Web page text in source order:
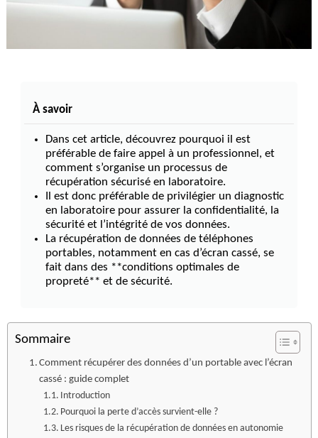
À savoir
Dans cet article, découvrez pourquoi il est
préférable de faire appel à un professionnel, et
comment s’organise un processus de
récupération sécurisé en laboratoire.
Il est donc préférable de privilégier un diagnostic
en laboratoire pour assurer la confidentialité, la
sécurité et l’intégrité de vos données.
La récupération de données de téléphones
portables, notamment en cas d’écran cassé, se
fait dans des **conditions optimales de
propreté** et de sécurité.
Sommaire
Comment récupérer des données d’un portable avec l’écran
cassé : guide complet
Introduction
Pourquoi la perte d’accès survient-elle ?
Les risques de la récupération de données en autonomie